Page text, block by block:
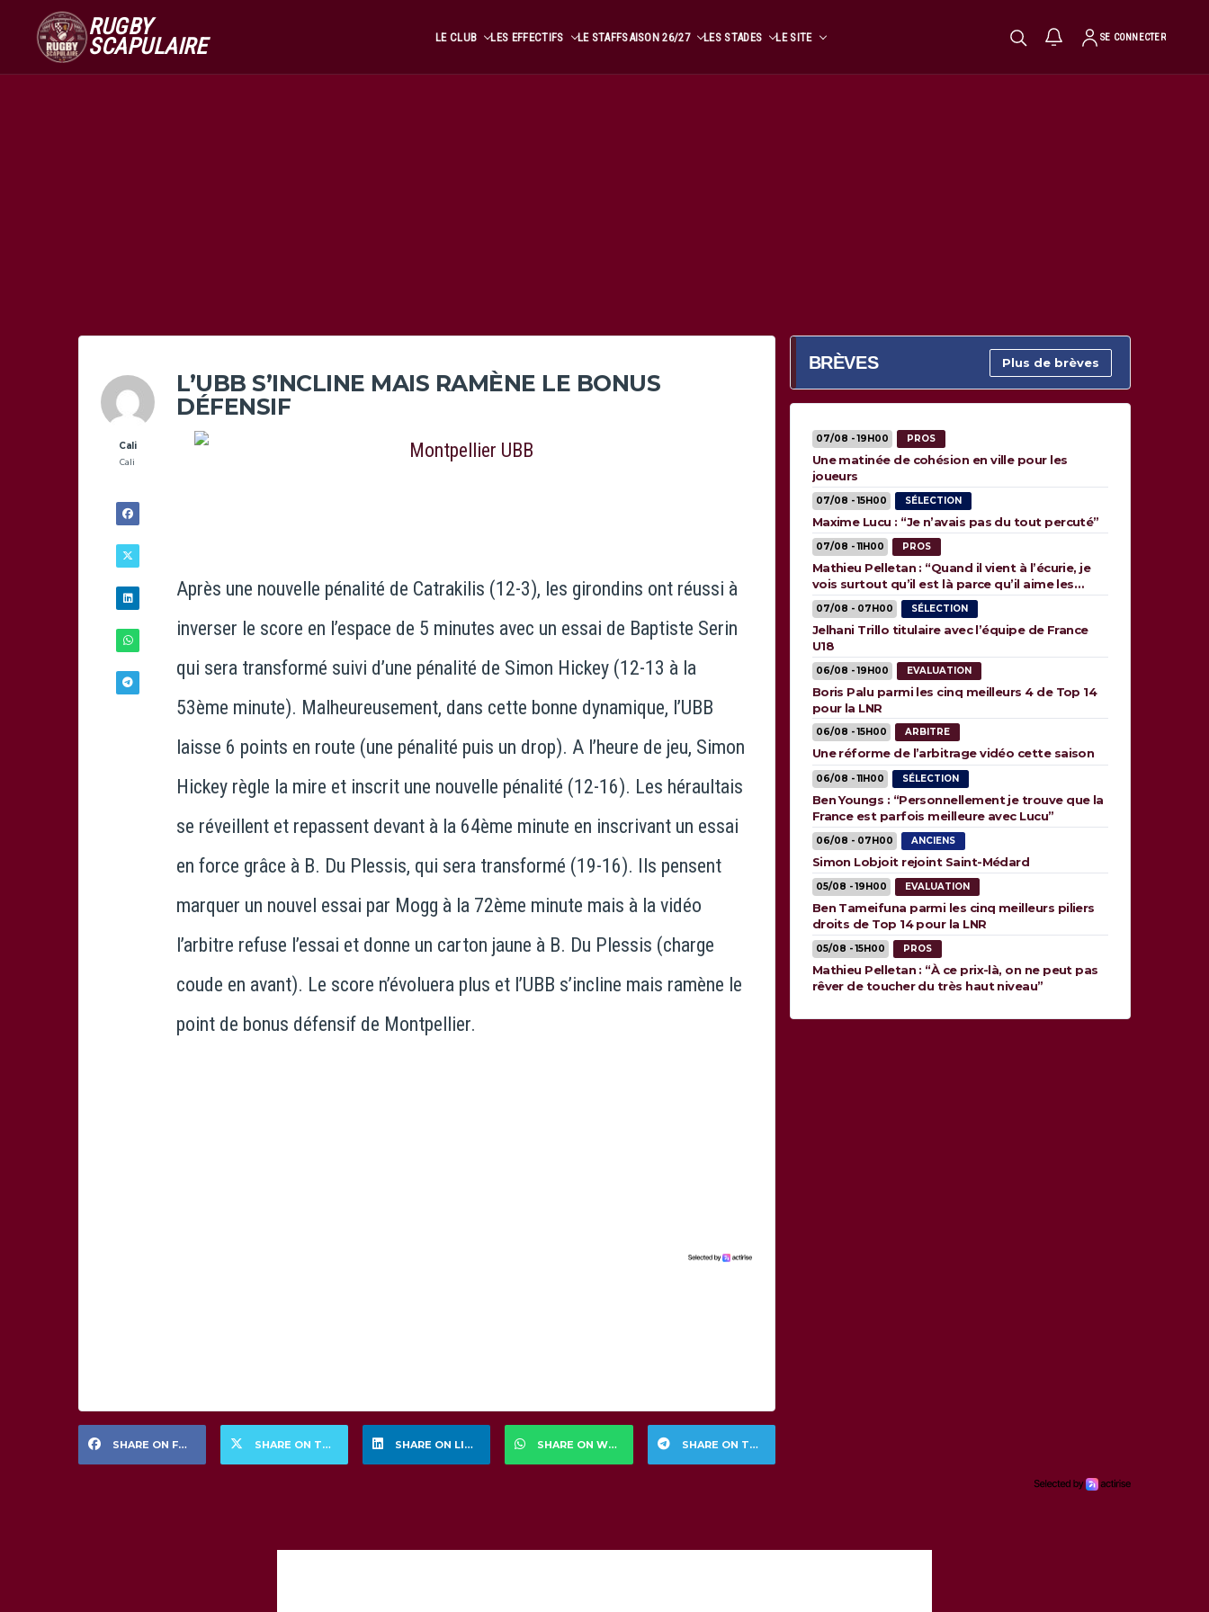
RUGBY
SCAPULAIRE LE CLUB LES EFFECTIFS LE STAFFSAISON 26/27 LES STADES LE SITE SE CONNECTER
Cali
Cali
L’UBB S’INCLINE MAIS RAMÈNE LE BONUS
DÉFENSIF
Après une nouvelle pénalité de Catrakilis (12-3), les girondins ont réussi à
inverser le score en l’espace de 5 minutes avec un essai de Baptiste Serin
qui sera transformé suivi d’une pénalité de Simon Hickey (12-13 à la
53ème minute). Malheureusement, dans cette bonne dynamique, l’UBB
laisse 6 points en route (une pénalité puis un drop). A l’heure de jeu, Simon
Hickey règle la mire et inscrit une nouvelle pénalité (12-16). Les héraultais
se réveillent et repassent devant à la 64ème minute en inscrivant un essai
en force grâce à B. Du Plessis, qui sera transformé (19-16). Ils pensent
marquer un nouvel essai par Mogg à la 72ème minute mais à la vidéo
l’arbitre refuse l’essai et donne un carton jaune à B. Du Plessis (charge
coude en avant). Le score n’évoluera plus et l’UBB s’incline mais ramène le
point de bonus défensif de Montpellier.
SHARE ON FACEBOOK SHARE ON TWITTER SHARE ON LINKEDIN SHARE ON WHATSAPP SHARE ON TELEGRAM
BRÈVES Plus de brèves
07/08 - 19H00 PROS
Une matinée de cohésion en ville pour les
joueurs
07/08 - 15H00 SÉLECTION
Maxime Lucu : “Je n’avais pas du tout percuté”
07/08 - 11H00 PROS
Mathieu Pelletan : “Quand il vient à l’écurie, je
vois surtout qu’il est là parce qu’il aime les
animaux”
07/08 - 07H00 SÉLECTION
Jelhani Trillo titulaire avec l’équipe de France
U18
06/08 - 19H00 EVALUATION
Boris Palu parmi les cinq meilleurs 4 de Top 14
pour la LNR
06/08 - 15H00 ARBITRE
Une réforme de l’arbitrage vidéo cette saison
06/08 - 11H00 SÉLECTION
Ben Youngs : “Personnellement je trouve que la
France est parfois meilleure avec Lucu”
06/08 - 07H00 ANCIENS
Simon Lobjoit rejoint Saint-Médard
05/08 - 19H00 EVALUATION
Ben Tameifuna parmi les cinq meilleurs piliers
droits de Top 14 pour la LNR
05/08 - 15H00 PROS
Mathieu Pelletan : “À ce prix-là, on ne peut pas
rêver de toucher du très haut niveau”